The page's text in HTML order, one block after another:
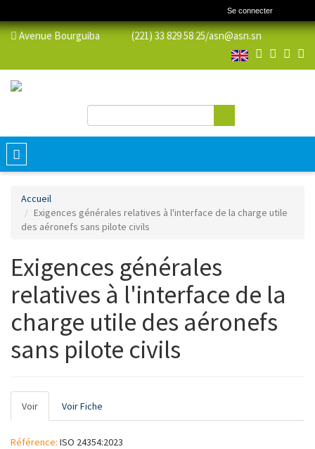
Se connecter
Avenue Bourguiba (221) 33 829 58 25/asn@asn.sn
Formulaire de recherche
Toggle
navigation
Accueil
Exigences générales relatives à l'interface de la charge utile
des aéronefs sans pilote civils
Exigences générales
relatives à l'interface de la
charge utile des aéronefs
sans pilote civils
Onglets
principaux
Voir (onglet
actif)
Voir Fiche
Référence: ISO 24354:2023